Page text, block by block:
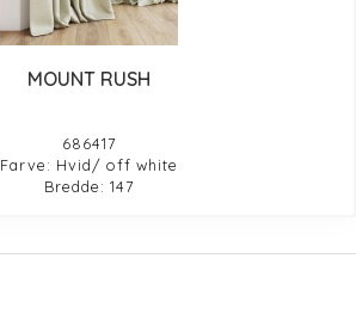
MOUNT RUSH
686417
Farve: Hvid/ off white
Bredde: 147